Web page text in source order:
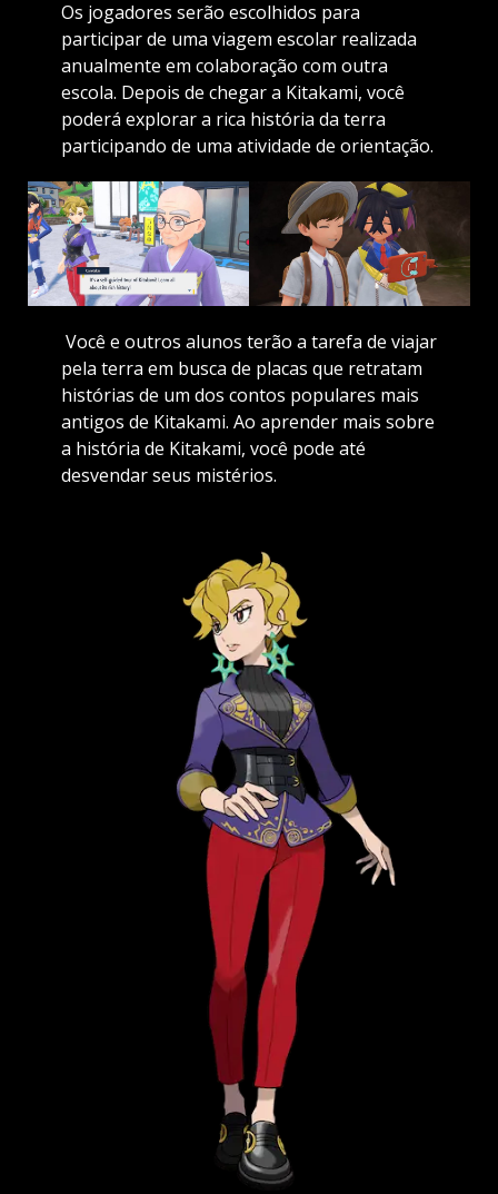
Os jogadores serão escolhidos para
participar de uma viagem escolar realizada
anualmente em colaboração com outra
escola. Depois de chegar a Kitakami, você
poderá explorar a rica história da terra
participando de uma atividade de orientação.
Você e outros alunos terão a tarefa de viajar
pela terra em busca de placas que retratam
histórias de um dos contos populares mais
antigos de Kitakami. Ao aprender mais sobre
a história de Kitakami, você pode até
desvendar seus mistérios.